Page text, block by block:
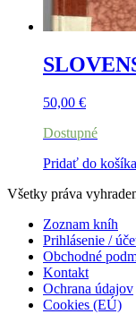
50,00 €
Dostupné
Pridať do košíka
Všetky práva
Zoznam kníh
Prihlásenie /
Obchodné
Kontakt
Ochrana údajov
Cookies (EÚ)